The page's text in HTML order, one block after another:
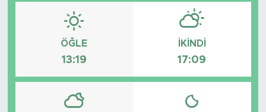
ÖĞLE
13:19
İKINDI
17:09